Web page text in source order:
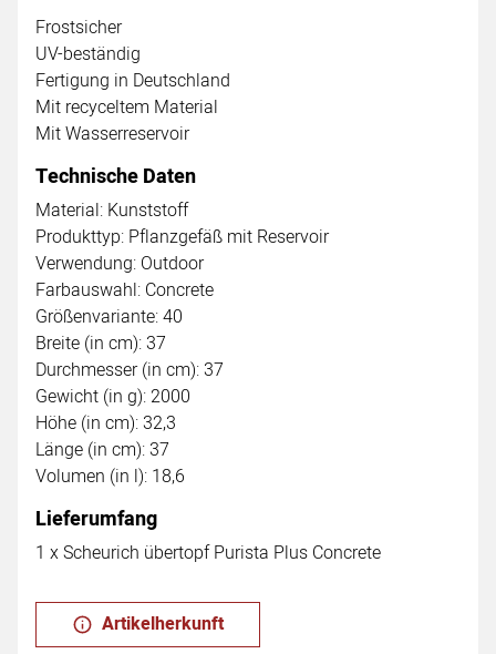
Frostsicher
UV-beständig
Fertigung in Deutschland
Mit recyceltem Material
Mit Wasserreservoir
Technische Daten
Material: Kunststoff
Produkttyp: Pflanzgefäß mit Reservoir
Verwendung: Outdoor
Farbauswahl: Concrete
Größenvariante: 40
Breite (in cm): 37
Durchmesser (in cm): 37
Gewicht (in g): 2000
Höhe (in cm): 32,3
Länge (in cm): 37
Volumen (in l): 18,6
Lieferumfang
1 x Scheurich übertopf Purista Plus Concrete
Artikelherkunft